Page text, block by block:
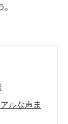
ルな声ま